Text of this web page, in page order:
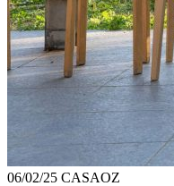
06/02/25 CASAOZ